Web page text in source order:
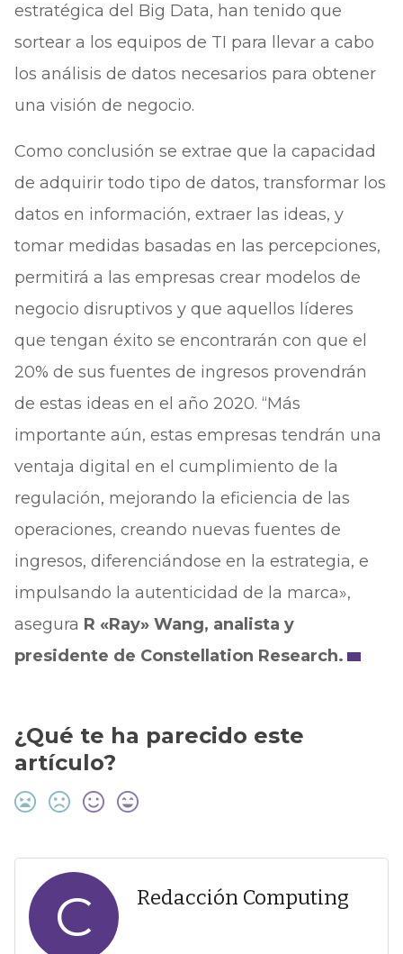
estratégica del Big Data, han tenido que
sortear a los equipos de TI para llevar a cabo
los análisis de datos necesarios para obtener
una visión de negocio.
Como conclusión se extrae que la capacidad
de adquirir todo tipo de datos, transformar los
datos en información, extraer las ideas, y
tomar medidas basadas en las percepciones,
permitirá a las empresas crear modelos de
negocio disruptivos y que aquellos líderes
que tengan éxito se encontrarán con que el
20% de sus fuentes de ingresos provendrán
de estas ideas en el año 2020. “Más
importante aún, estas empresas tendrán una
ventaja digital en el cumplimiento de la
regulación, mejorando la eficiencia de las
operaciones, creando nuevas fuentes de
ingresos, diferenciándose en la estrategia, e
impulsando la autenticidad de la marca»,
asegura R «Ray» Wang, analista y
presidente de Constellation Research.
¿Qué te ha parecido este
artículo?
C Redacción Computing